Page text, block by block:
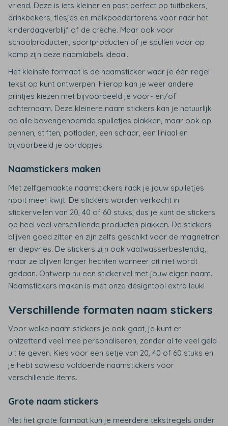
vriend. Deze is iets kleiner en past perfect op tuitbekers,
drinkbekers, flesjes en melkpoedertorens voor naar het
kinderdagverblijf of de crèche. Maar ook voor
schoolproducten, sportproducten of je spullen voor op
kamp zijn deze naamlabels ideaal.
Het kleinste formaat is de naamsticker waar je één regel
tekst op kunt ontwerpen. Hierop kan je weer andere
printjes kiezen met bijvoorbeeld je voor- en/of
achternaam. Deze kleinere naam stickers kan je natuurlijk
op alle bovengenoemde spulletjes plakken, maar ook op
pennen, stiften, potloden, een schaar, een liniaal en
bijvoorbeeld je oordopjes.
Naamstickers maken
Met zelfgemaakte naamstickers raak je jouw spulletjes
nooit meer kwijt. De stickers worden verkocht in
stickervellen van 20, 40 of 60 stuks, dus je kunt de stickers
op heel veel verschillende producten plakken. De stickers
blijven goed zitten en zijn zelfs geschikt voor de magnetron
en diepvries. De stickers zijn ook vaatwasserbestendig,
maar ze blijven langer hechten wanneer dit niet wordt
gedaan. Ontwerp nu een stickervel met jouw eigen naam.
Naamstickers maken is met onze designtool extra leuk!
Verschillende formaten naam stickers
Voor welke naam stickers je ook gaat, je kunt er
ontzettend veel mee personaliseren, zonder al te veel geld
uit te geven. Kies voor een setje van 20, 40 of 60 stuks en
je hebt sowieso voldoende naamstickers voor
verschillende items.
Grote naam stickers
Met het grote formaat kun je meerdere tekstregels onder